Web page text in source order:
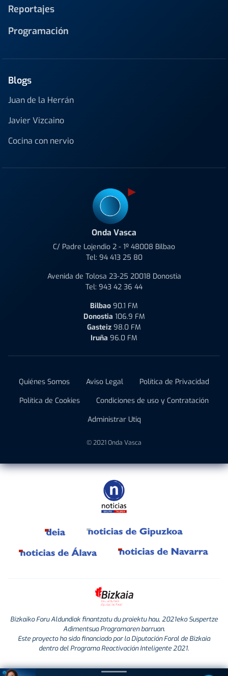
Reportajes
Programación
Blogs
Juan de la Herrán
Javier Vizcaino
Cocina con nervio
Onda Vasca
C/ Padre Lojendio 2 - 1º 48008 Bilbao
Tel: 94 413 25 80
Avenida de Tolosa 23-25 20018 Donostia
Tel: 943 42 36 44
Bilbao 90.1 FM
Donostia 106.9 FM
Gasteiz 98.0 FM
Iruña 96.0 FM
Quiénes Somos Aviso Legal
Política de Privacidad
Política de Cookies
Condiciones de uso y Contratación
Administrar Utiq
© 2021 Onda Vasca
Bizkaiko Foru Aldundiak finantzatu du proiektu hau, 2021eko Suspertze
Adimentsua Programaren barruan.
Este proyecto ha sido financiado por la Diputación Foral de Bizkaia
dentro del Programa Reactivación Inteligente 2021.